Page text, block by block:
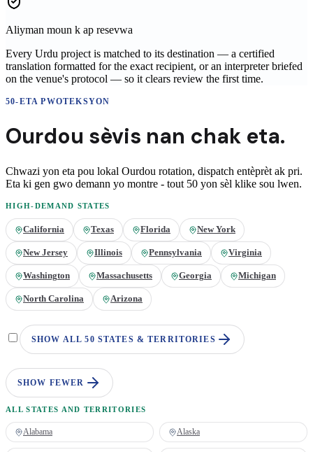
Aliyman moun k ap resevwa
Every Urdu project is matched to its destination — a certified
translation formatted for the exact recipient, or an interpreter briefed
on the venue's protocol — so it clears review the first time.
50-ETA PWOTEKSYON
Ourdou sèvis nan chak eta.
Chwazi yon eta pou lokal Ourdou rotation, dispatch entèprèt ak pri.
Eta ki gen gwo demann yo montre - tout 50 yon sèl klike sou lwen.
HIGH-DEMAND STATES
California Texas Florida New York
New Jersey Illinois Pennsylvania Virginia
Washington Massachusetts Georgia Michigan
North Carolina Arizona
SHOW ALL 50 STATES & TERRITORIES
SHOW FEWER
ALL STATES AND TERRITORIES
Alabama Alaska